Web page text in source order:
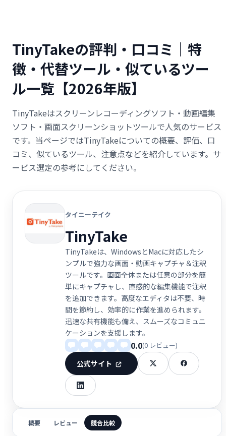
TinyTakeの評判・口コミ｜特
徴・代替ツール・似ているツー
ル一覧【2026年版】
TinyTakeはスクリーンレコーディングソフト・動画編集
ソフト・画面スクリーンショットツールで人気のサービス
です。当ページではTinyTakeについての概要、評価、口
コミ、似ているツール、注意点などを紹介しています。サ
ービス選定の参考にしてください。
タイニーテイク
TinyTake
TinyTakeは、WindowsとMacに対応したシ
ンプルで強力な画面・動画キャプチャ＆注釈
ツールです。画面全体または任意の部分を簡
単にキャプチャし、直感的な編集機能で注釈
を追加できます。高度なエディタは不要、時
間を節約し、効率的に作業を進められます。
迅速な共有機能も備え、スムーズなコミュニ
ケーションを支援します。
0.0(0 レビュー)
公式サイト
概要 レビュー 競合比較